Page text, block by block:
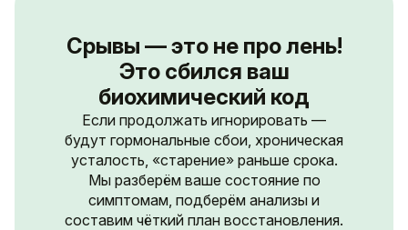
Срывы — это не про лень!
Это сбился ваш
биохимический код
Если продолжать игнорировать —
будут гормональные сбои, хроническая
усталость, «старение» раньше срока.
Мы разберём ваше состояние по
симптомам, подберём анализы и
составим чёткий план восстановления.